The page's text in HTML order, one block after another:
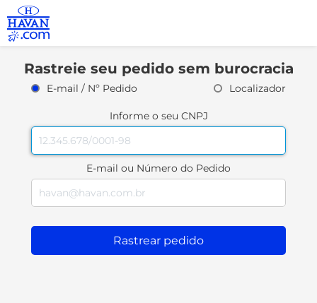
Rastreie seu pedido sem burocracia
E-mail / Nº Pedido Localizador
Informe o seu CNPJ
E-mail ou Número do Pedido